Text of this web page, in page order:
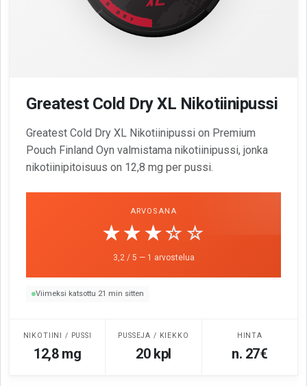
Greatest Cold Dry XL Nikotiinipussi
Greatest Cold Dry XL Nikotiinipussi on Premium
Pouch Finland Oyn valmistama nikotiinipussi, jonka
nikotiinipitoisuus on 12,8 mg per pussi.
ARVOSANA
☆☆☆☆☆
★★★★★
3,2 / 5 — 1 arvostelua
Viimeksi katsottu 21 min sitten
NIKOTIINI / PUSSI
12,8 mg
PUSSEJA / KIEKKO
20 kpl
HINTA
n. 27€